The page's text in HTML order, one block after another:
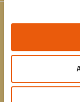
Indirizzo: P.zza
Email: